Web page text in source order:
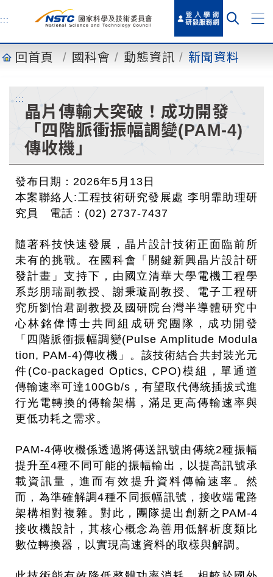
主
容
:::
回首頁 國科會 動態資訊 新聞資料
:::
晶片傳輸大突破！成功開發
「四階脈衝振幅調變(PAM-4)
傳收機」
發布日期：2026年5月13日
本案聯絡人:工程技術研究發展處 李明霏助理研
究員 電話：(02) 2737-7437
隨著科技快速發展，晶片設計技術正面臨前所
未有的挑戰。在國科會「關鍵新興晶片設計研
發計畫」支持下，由國立清華大學電機工程學
系彭朋瑞副教授、謝秉璇副教授、電子工程研
究所劉怡君副教授及國研院台灣半導體研究中
心林銘偉博士共同組成研究團隊，成功開發
「四階脈衝振幅調變(Pulse Amplitude Modula
tion, PAM-4)傳收機」。該技術結合共封裝光元
件(Co-packaged Optics, CPO)模組，單通道
傳輸速率可達100Gb/s，有望取代傳統插拔式進
行光電轉換的傳輸架構，滿足更高傳輸速率與
更低功耗之需求。
PAM-4傳收機係透過將傳送訊號由傳統2種振幅
提升至4種不同可能的振幅輸出，以提高訊號承
載資訊量，進而有效提升資料傳輸速率。然
而，為準確解調4種不同振幅訊號，接收端電路
架構相對複雜。對此，團隊提出創新之PAM-4
接收機設計，其核心概念為善用低解析度類比
數位轉換器，以實現高速資料的取樣與解調。